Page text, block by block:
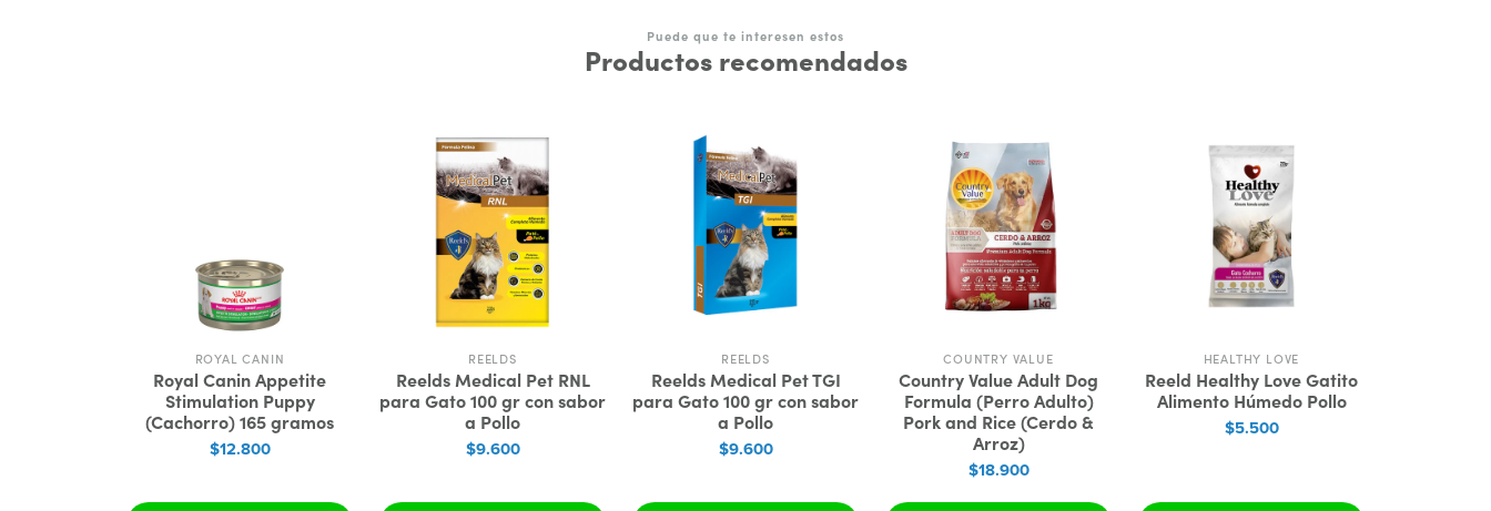
Puede que te interesen estos
Productos recomendados
ROYAL CANIN
Royal Canin Appetite
Stimulation Puppy
(Cachorro) 165 gramos
$12.800
REELDS
Reelds Medical Pet RNL
para Gato 100 gr con sabor
a Pollo
$9.600
REELDS
Reelds Medical Pet TGI
para Gato 100 gr con sabor
a Pollo
$9.600
COUNTRY VALUE
Country Value Adult Dog
Formula (Perro Adulto)
Pork and Rice (Cerdo &
Arroz)
$18.900
HEALTHY LOVE
Reeld Healthy Love Gatito
Alimento Húmedo Pollo
$5.500